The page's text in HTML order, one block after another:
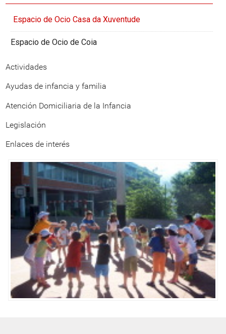
Espacio de Ocio Casa da Xuventude
Espacio de Ocio de Coia
Actividades
Ayudas de infancia y familia
Atención Domiciliaria de la Infancia
Legislación
Enlaces de interés